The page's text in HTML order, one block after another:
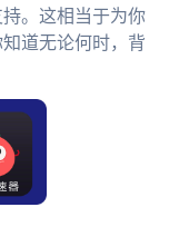
。这相当于为你
道无论何时，背